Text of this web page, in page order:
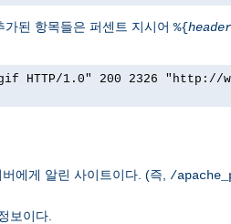
된 항목들은 퍼센트 지시어 %{header
HTTP/1.0" 200 2326 "http://
에게 알린 사이트이다. (즉, /
보이다.